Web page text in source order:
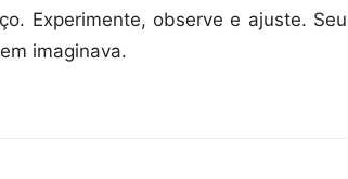
Experimente, observe e ajuste. Seu
imaginava.